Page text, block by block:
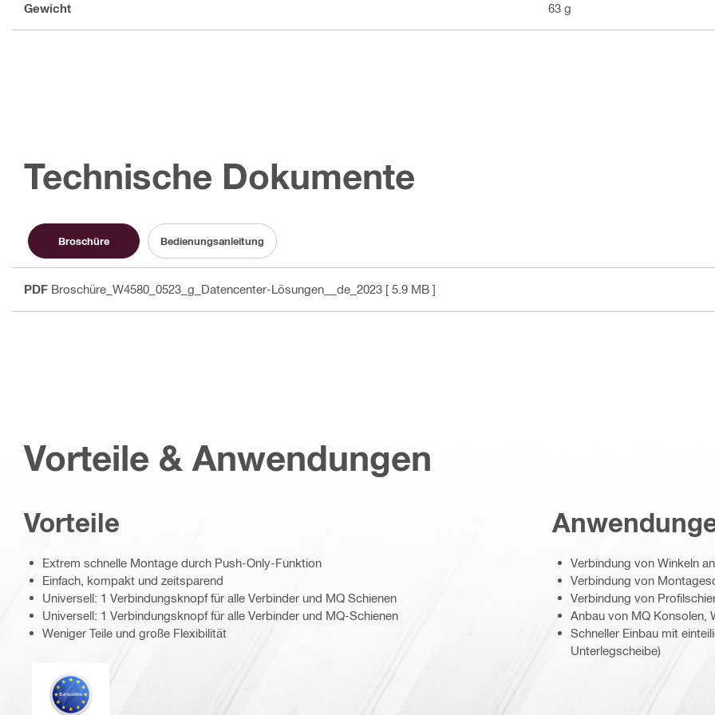
Gewicht 63 g
Technische Dokumente
Broschüre Bedienungsanleitung
PDF Broschüre_W4580_0523_g_Datencenter-Lösungen__de_2023 [ 5.9 MB ]
Vorteile & Anwendungen
Vorteile
Extrem schnelle Montage durch Push-Only-Funktion
Einfach, kompakt und zeitsparend
Universell: 1 Verbindungsknopf für alle Verbinder und MQ Schienen
Universell: 1 Verbindungsknopf für alle Verbinder und MQ-Schienen
Weniger Teile und große Flexibilität
Eurocode
Verbindung von Winkeln
Verbindung von
Verbindung von
Anbau von MQ Konsolen,
Schneller Einbau mit
Unterlegscheibe)